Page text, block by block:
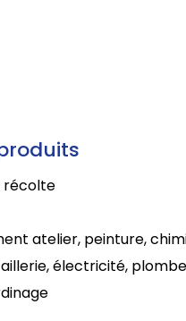
récolte
atelier, peinture,
électricité,